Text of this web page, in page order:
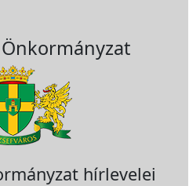
Önkormányzat
hírlevelei